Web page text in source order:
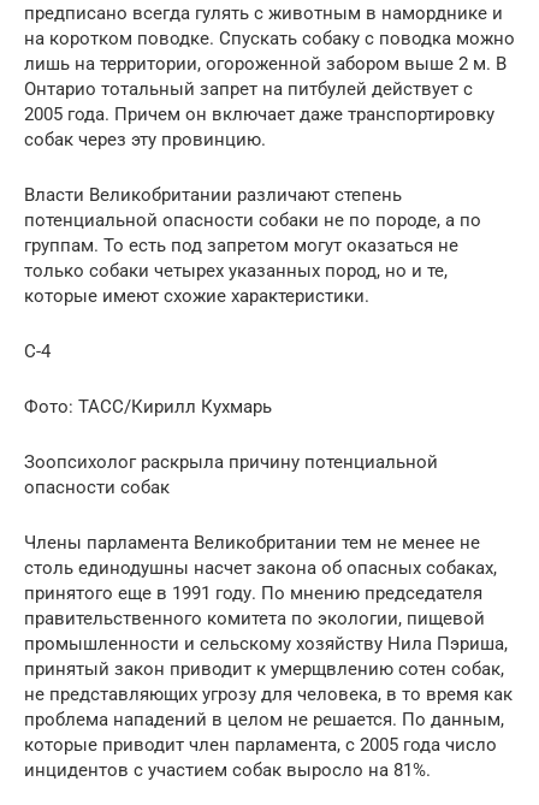
предписано всегда гулять с животным в наморднике и
на коротком поводке. Спускать собаку с поводка можно
лишь на территории, огороженной забором выше 2 м. В
Онтарио тотальный запрет на питбулей действует с
2005 года. Причем он включает даже транспортировку
собак через эту провинцию.
Власти Великобритании различают степень
потенциальной опасности собаки не по породе, а по
группам. То есть под запретом могут оказаться не
только собаки четырех указанных пород, но и те,
которые имеют схожие характеристики.
С-4
Фото: ТАСС/Кирилл Кухмарь
Зоопсихолог раскрыла причину потенциальной
опасности собак
Члены парламента Великобритании тем не менее не
столь единодушны насчет закона об опасных собаках,
принятого еще в 1991 году. По мнению председателя
правительственного комитета по экологии, пищевой
промышленности и сельскому хозяйству Нила Пэриша,
принятый закон приводит к умерщвлению сотен собак,
не представляющих угрозу для человека, в то время как
проблема нападений в целом не решается. По данным,
которые приводит член парламента, с 2005 года число
инцидентов с участием собак выросло на 81%.